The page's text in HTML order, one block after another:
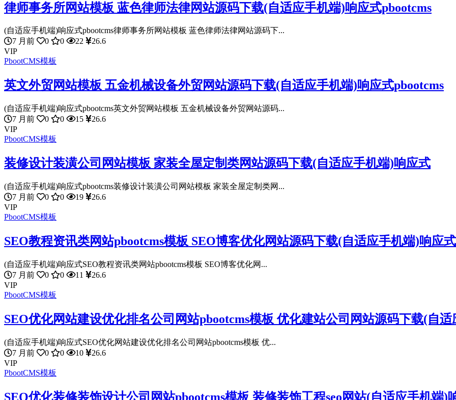
律师事务所网站模板 蓝色律师法律网站源码下载(自适应手机端)响应式pbootcms
(自适应手机端)响应式pbootcms律师事务所网站模板 蓝色律师法律网站源码下...
7 月前
0 0 22
26.6
VIP
PbootCMS模板
英文外贸网站模板 五金机械设备外贸网站源码下载(自适应手机端)响应式pbootcms
(自适应手机端)响应式pbootcms英文外贸网站模板 五金机械设备外贸网站源码...
7 月前
0 0 15
26.6
VIP
PbootCMS模板
装修设计装潢公司网站模板 家装全屋定制类网站源码下载(自适应手机端)响应式
(自适应手机端)响应式pbootcms装修设计装潢公司网站模板 家装全屋定制类网...
7 月前
0 0 19
26.6
VIP
PbootCMS模板
SEO教程资讯类网站pbootcms模板 SEO博客优化网站源码下载(自适应手机端)响应式
(自适应手机端)响应式SEO教程资讯类网站pbootcms模板 SEO博客优化网...
7 月前
0 0 11
26.6
VIP
PbootCMS模板
SEO优化网站建设优化排名公司网站pbootcms模板 优化建站公司网站源码下载(自
(自适应手机端)响应式SEO优化网站建设优化排名公司网站pbootcms模板 优...
7 月前
0 0 10
26.6
VIP
PbootCMS模板
SEO优化装修装饰设计公司网站pbootcms模板 装修装饰工程seo网站(自适应手机端)